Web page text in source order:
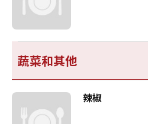
蔬菜和其他
辣椒